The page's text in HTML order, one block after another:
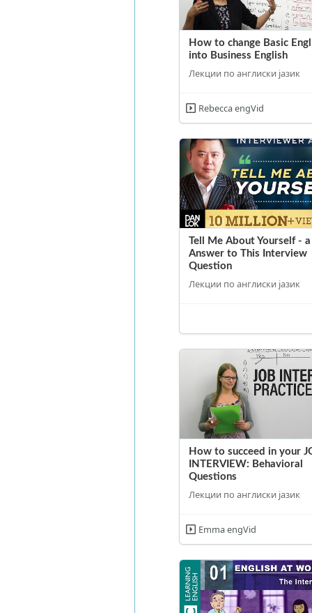
How to change Basic
into Business English
Лекции по англиски јазик
Rebecca engVid
Tell Me About Yourself -
Answer to This Interview
Question
Лекции по англиски јазик
How to succeed in your
INTERVIEW: Behavioral
Questions
Лекции по англиски јазик
Emma engVid